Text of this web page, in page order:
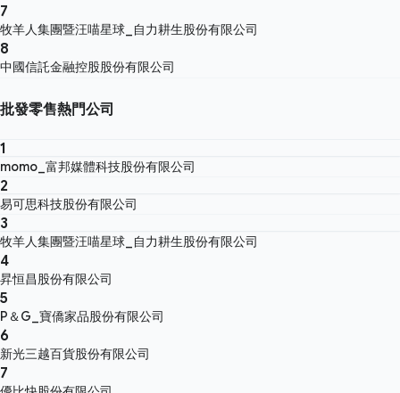
7
牧羊人集團暨汪喵星球_自力耕生股份有限公司
8
中國信託金融控股股份有限公司
批發零售熱門公司
1
momo_富邦媒體科技股份有限公司
2
易可思科技股份有限公司
3
牧羊人集團暨汪喵星球_自力耕生股份有限公司
4
昇恒昌股份有限公司
5
P＆G_寶僑家品股份有限公司
6
新光三越百貨股份有限公司
7